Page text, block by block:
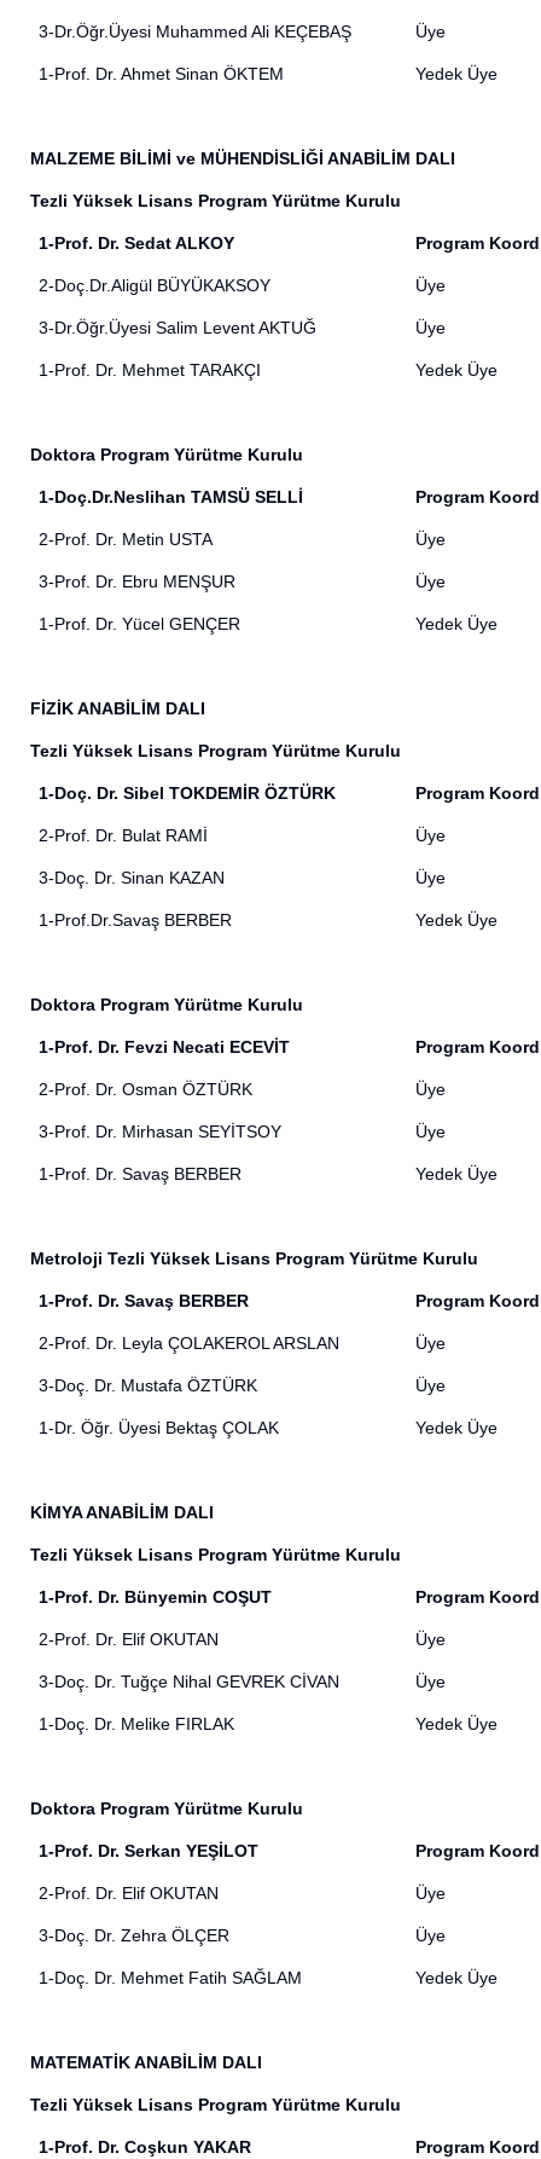
3-Dr.Öğr.Üyesi Muhammed Ali KEÇEBAŞ Üye
1-Prof. Dr. Ahmet Sinan ÖKTEM Yedek Üye
MALZEME BİLİMİ ve MÜHENDİSLİĞİ ANABİLİM DALI
Tezli Yüksek Lisans Program Yürütme Kurulu
1-Prof. Dr. Sedat ALKOY Program
2-Doç.Dr.Aligül BÜYÜKAKSOY Üye
3-Dr.Öğr.Üyesi Salim Levent AKTUĞ Üye
1-Prof. Dr. Mehmet TARAKÇI Yedek Üye
Doktora Program Yürütme Kurulu
1-Doç.Dr.Neslihan TAMSÜ SELLİ Program
2-Prof. Dr. Metin USTA Üye
3-Prof. Dr. Ebru MENŞUR Üye
1-Prof. Dr. Yücel GENÇER Yedek Üye
FİZİK ANABİLİM DALI
Tezli Yüksek Lisans Program Yürütme Kurulu
1-Doç. Dr. Sibel TOKDEMİR ÖZTÜRK Program
2-Prof. Dr. Bulat RAMİ Üye
3-Doç. Dr. Sinan KAZAN Üye
1-Prof.Dr.Savaş BERBER Yedek Üye
Doktora Program Yürütme Kurulu
1-Prof. Dr. Fevzi Necati ECEVİT Program
2-Prof. Dr. Osman ÖZTÜRK Üye
3-Prof. Dr. Mirhasan SEYİTSOY Üye
1-Prof. Dr. Savaş BERBER Yedek Üye
Metroloji Tezli Yüksek Lisans Program Yürütme Kurulu
1-Prof. Dr. Savaş BERBER Program
2-Prof. Dr. Leyla ÇOLAKEROL ARSLAN Üye
3-Doç. Dr. Mustafa ÖZTÜRK Üye
1-Dr. Öğr. Üyesi Bektaş ÇOLAK Yedek Üye
KİMYA ANABİLİM DALI
Tezli Yüksek Lisans Program Yürütme Kurulu
1-Prof. Dr. Bünyemin COŞUT Program
2-Prof. Dr. Elif OKUTAN Üye
3-Doç. Dr. Tuğçe Nihal GEVREK CİVAN Üye
1-Doç. Dr. Melike FIRLAK Yedek Üye
Doktora Program Yürütme Kurulu
1-Prof. Dr. Serkan YEŞİLOT Program
2-Prof. Dr. Elif OKUTAN Üye
3-Doç. Dr. Zehra ÖLÇER Üye
1-Doç. Dr. Mehmet Fatih SAĞLAM Yedek Üye
MATEMATİK ANABİLİM DALI
Tezli Yüksek Lisans Program Yürütme Kurulu
1-Prof. Dr. Coşkun YAKAR Program